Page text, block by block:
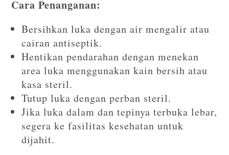
Cara Penanganan:
Bersihkan luka dengan air mengalir atau
cairan antiseptik.
Hentikan pendarahan dengan menekan
area luka menggunakan kain bersih atau
kasa steril.
Tutup luka dengan perban steril.
Jika luka dalam dan tepinya terbuka lebar,
segera ke fasilitas kesehatan untuk
dijahit.